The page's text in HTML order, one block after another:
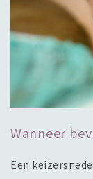
Wanneer
Een